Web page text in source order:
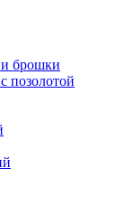
и брошки
позолотой